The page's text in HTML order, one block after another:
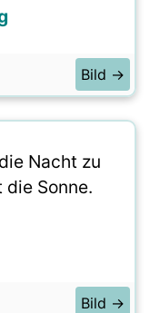
Bild →
Nacht zu
Sonne.
Bild →